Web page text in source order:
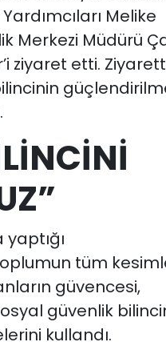
Melike
Merkezi Müdürü
ziyaret etti.
tüm
güvencesi,
güvenlik
kullandı.